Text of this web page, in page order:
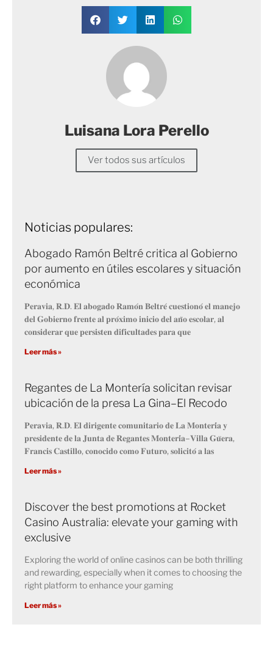
Luisana Lora Perello
Ver todos sus artículos
Noticias populares:
Abogado Ramón Beltré critica al Gobierno
por aumento en útiles escolares y situación
económica
𝐏𝐞𝐫𝐚𝐯𝐢𝐚, 𝐑.𝐃. 𝐄𝐥 𝐚𝐛𝐨𝐠𝐚𝐝𝐨 𝐑𝐚𝐦𝐨́𝐧 𝐁𝐞𝐥𝐭𝐫𝐞́ 𝐜𝐮𝐞𝐬𝐭𝐢𝐨𝐧𝐨́ 𝐞𝐥 𝐦𝐚𝐧𝐞𝐣𝐨
𝐝𝐞𝐥 𝐆𝐨𝐛𝐢𝐞𝐫𝐧𝐨 𝐟𝐫𝐞𝐧𝐭𝐞 𝐚𝐥 𝐩𝐫𝐨́𝐱𝐢𝐦𝐨 𝐢𝐧𝐢𝐜𝐢𝐨 𝐝𝐞𝐥 𝐚𝐧̃𝐨 𝐞𝐬𝐜𝐨𝐥𝐚𝐫, 𝐚𝐥
𝐜𝐨𝐧𝐬𝐢𝐝𝐞𝐫𝐚𝐫 𝐪𝐮𝐞 𝐩𝐞𝐫𝐬𝐢𝐬𝐭𝐞𝐧 𝐝𝐢𝐟𝐢𝐜𝐮𝐥𝐭𝐚𝐝𝐞𝐬 𝐩𝐚𝐫𝐚 𝐪𝐮𝐞
Leer más »
Regantes de La Montería solicitan revisar
ubicación de la presa La Gina–El Recodo
𝐏𝐞𝐫𝐚𝐯𝐢𝐚, 𝐑.𝐃. 𝐄𝐥 𝐝𝐢𝐫𝐢𝐠𝐞𝐧𝐭𝐞 𝐜𝐨𝐦𝐮𝐧𝐢𝐭𝐚𝐫𝐢𝐨 𝐝𝐞 𝐋𝐚 𝐌𝐨𝐧𝐭𝐞𝐫𝐢́𝐚 𝐲
𝐩𝐫𝐞𝐬𝐢𝐝𝐞𝐧𝐭𝐞 𝐝𝐞 𝐥𝐚 𝐉𝐮𝐧𝐭𝐚 𝐝𝐞 𝐑𝐞𝐠𝐚𝐧𝐭𝐞𝐬 𝐌𝐨𝐧𝐭𝐞𝐫𝐢́𝐚–𝐕𝐢𝐥𝐥𝐚 𝐆𝐮̈𝐞𝐫𝐚,
𝐅𝐫𝐚𝐧𝐜𝐢𝐬 𝐂𝐚𝐬𝐭𝐢𝐥𝐥𝐨, 𝐜𝐨𝐧𝐨𝐜𝐢𝐝𝐨 𝐜𝐨𝐦𝐨 𝐅𝐮𝐭𝐮𝐫𝐨, 𝐬𝐨𝐥𝐢𝐜𝐢𝐭𝐨́ 𝐚 𝐥𝐚𝐬
Leer más »
Discover the best promotions at Rocket
Casino Australia: elevate your gaming with
exclusive
Exploring the world of online casinos can be both thrilling
and rewarding, especially when it comes to choosing the
right platform to enhance your gaming
Leer más »